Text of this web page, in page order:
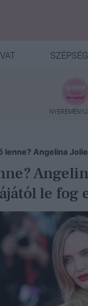
SZÉPSÉG
lenne? Angelina
le fog